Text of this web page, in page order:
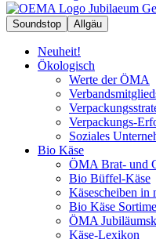
Soundstop Allgäu
Neuheit!
Ökologisch
Werte der ÖMA
Verpackungs-
Soziales
Bio Käse
ÖMA Brat- und
Bio Büffel-Käse
Käsescheiben in
Bio Käse
ÖMA
Käse-Lexikon